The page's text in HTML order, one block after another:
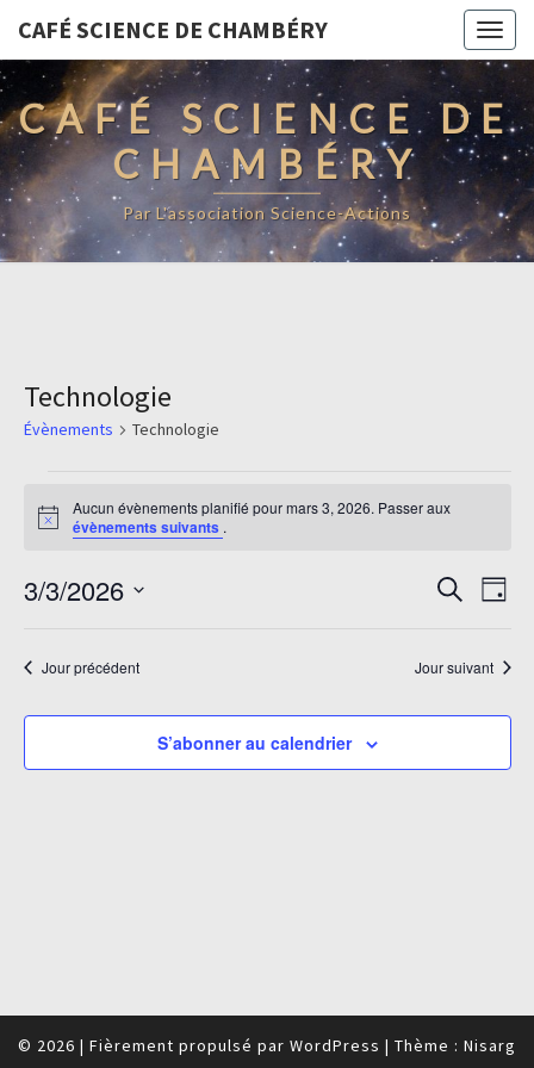
CAFÉ SCIENCE DE CHAMBÉRY
CAFÉ SCIENCE DE
CHAMBÉRY
Par L'association Science-Actions
Technologie
Évènements Technologie
for
mars
3,
2026
Notice
Aucun évènements planifié pour mars 3, 2026. Passer aux
évènements suivants .
de
vues
Recherche
de
Jour
3/3/2026
uneJour précédent Jour suivant
S’abonner au calendrier
© 2026 | Fièrement propulsé par WordPress | Thème : Nisarg